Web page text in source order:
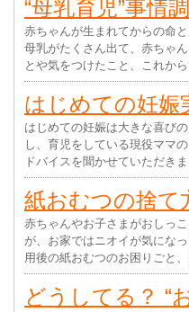
“母乳育児”事情
赤ちゃんが生まれてからの命
母乳がたくさん出て、赤ちゃ
とや気をつけたこと、これか
はじめての妊娠
はじめての妊娠は大きな喜び
し、育児をしている現役ママ
ドバイスを聞かせていただきま
紙おむつの捨て
赤ちゃんやお子さまがおしっ
が、お家ではニオイが気にな
用後の紙おむつのお困りごと
どうしてる？ “